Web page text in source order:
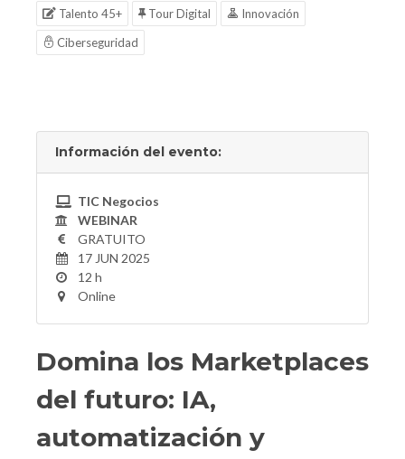
Talento 45+
Tour Digital
Innovación
Ciberseguridad
Información del evento:
TIC Negocios
WEBINAR
GRATUITO
17 JUN 2025
12 h
Online
Domina los Marketplaces
del futuro: IA,
automatización y